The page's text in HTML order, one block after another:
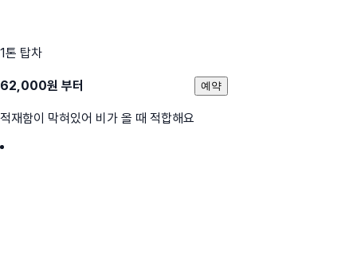
1톤 탑차
62,000원 부터
적재함이 막혀있어 비가 올 때 적합해요
예약